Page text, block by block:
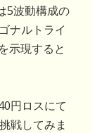
5波動構成の
ナルトライ
示現すると
円ロスにて
戦してみま